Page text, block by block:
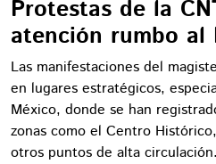
Protestas de la
atención rumbo al
Las manifestaciones del
en lugares estratégicos,
México, donde se han
zonas como el Centro
otros puntos de alta circulación.